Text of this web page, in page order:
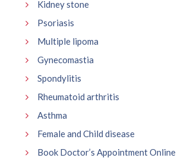
Kidney stone
Psoriasis
Multiple lipoma
Gynecomastia
Spondylitis
Rheumatoid arthritis
Asthma
Female and Child disease
Book Doctor’s Appointment Online